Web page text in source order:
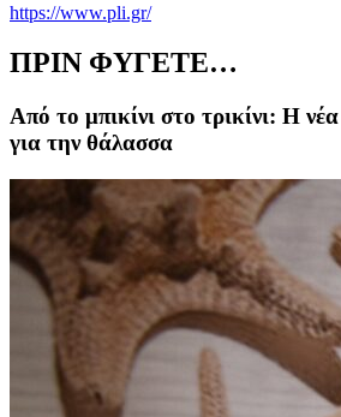
https://www.pli.gr/
ΠΡΙΝ ΦΥΓΕΤΕ…
Από το μπικίνι στο τρικίνι: Η
για την θάλασσα